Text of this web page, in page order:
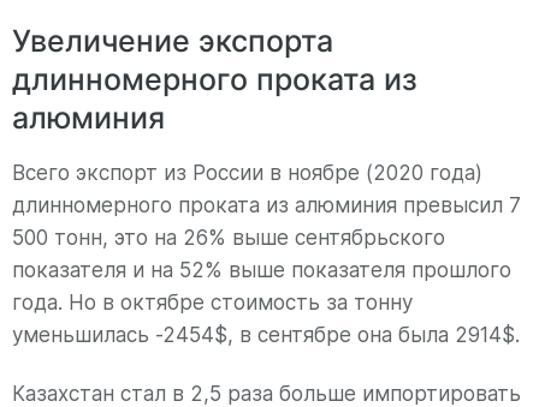
Увеличение экспорта
длинномерного проката из
алюминия
Всего экспорт из России в ноябре (2020 года)
длинномерного проката из алюминия превысил 7
500 тонн, это на 26% выше сентябрьского
показателя и на 52% выше показателя прошлого
года. Но в октябре стоимость за тонну
уменьшилась -2454$, в сентябре она была 2914$.
Казахстан стал в 2,5 раза больше импортировать